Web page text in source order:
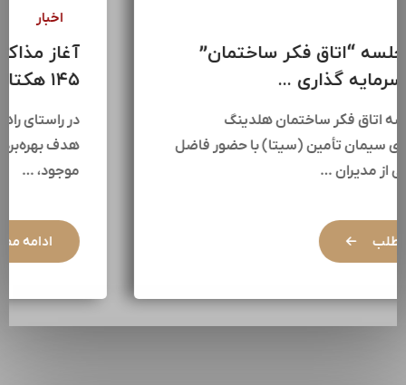
سومین جلسه “اتاق فکر ساختمان”
هلدینگ سرمایه گذاری ...
سومین جلسه اتاق فکر ساختمان هلدینگ
سرمایه‌گذاری سیمان تأمین (سیتا) با حضور فاضل
عبیات،جمعی از مدیران …
ادامه مطلب